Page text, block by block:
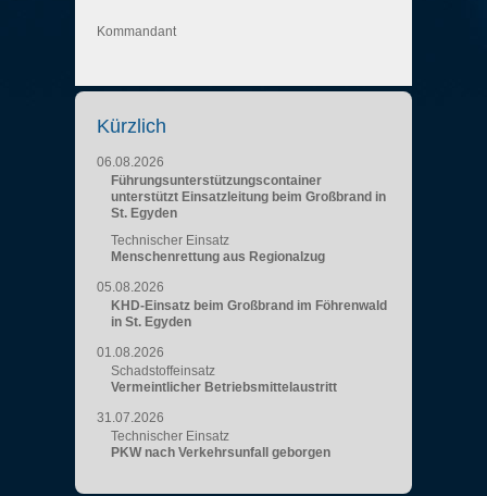
Kommandant
Kürzlich
06.08.2026
Führungsunterstützungscontainer
unterstützt Einsatzleitung beim Großbrand in
St. Egyden
Technischer Einsatz
Menschenrettung aus Regionalzug
05.08.2026
KHD-Einsatz beim Großbrand im Föhrenwald
in St. Egyden
01.08.2026
Schadstoffeinsatz
Vermeintlicher Betriebsmittelaustritt
31.07.2026
Technischer Einsatz
PKW nach Verkehrsunfall geborgen